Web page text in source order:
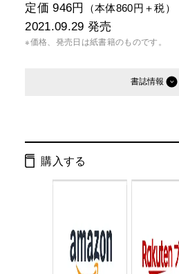
定価 946円 （本体860円＋税）
2021.09.29 発売
※価格、発売日は紙書籍のものです。
書誌情報
ページ数：
判型：
購入する